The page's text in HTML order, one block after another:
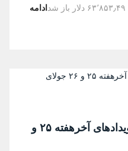
ادامه
از نیاگارا تا ریچموندهیل: رویدادهای آخرهفته ۲۵ و